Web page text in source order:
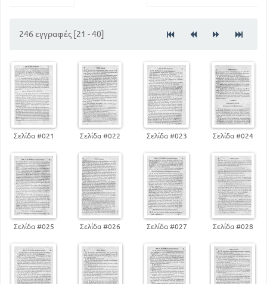
Περί χρόνων του ρήματος
110
ΠΕΡΙ ΣΥΝΔΕΣΕΩΣ ΤΩΝ ΛΟΓΩΝ ΚΑΙ ΤΩΝ ΜΕΡΩΝ
ΑΥΤΩΝ
Περί Συνδέσεως και των Διαφόρων αυτής Τρόπων
160
Περί Λόγων Αντιθετικών
169
Περί Λόγων Αναφορικών
181
Περί λόγων Ερωτηματικών
196
Περί σχημάτων 201
246 εγγραφές [21 - 40]
Σελίδα #021 Σελίδα #022 Σελίδα #023 Σελίδα #024
Σελίδα #025 Σελίδα #026 Σελίδα #027 Σελίδα #028